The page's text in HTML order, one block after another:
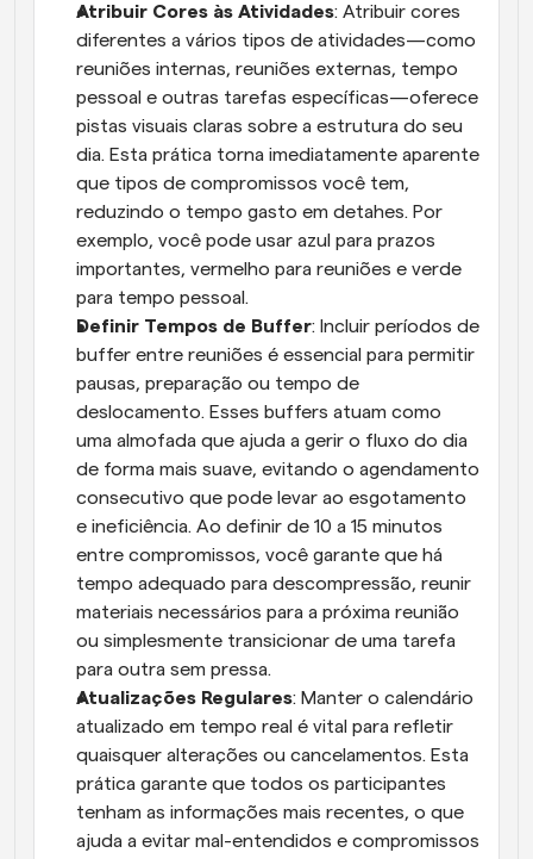
Atribuir Cores às Atividades: Atribuir cores
diferentes a vários tipos de atividades—como
reuniões internas, reuniões externas, tempo
pessoal e outras tarefas específicas—oferece
pistas visuais claras sobre a estrutura do seu
dia. Esta prática torna imediatamente aparente
que tipos de compromissos você tem,
reduzindo o tempo gasto em detahes. Por
exemplo, você pode usar azul para prazos
importantes, vermelho para reuniões e verde
para tempo pessoal.
Definir Tempos de Buffer: Incluir períodos de
buffer entre reuniões é essencial para permitir
pausas, preparação ou tempo de
deslocamento. Esses buffers atuam como
uma almofada que ajuda a gerir o fluxo do dia
de forma mais suave, evitando o agendamento
consecutivo que pode levar ao esgotamento
e ineficiência. Ao definir de 10 a 15 minutos
entre compromissos, você garante que há
tempo adequado para descompressão, reunir
materiais necessários para a próxima reunião
ou simplesmente transicionar de uma tarefa
para outra sem pressa.
Atualizações Regulares: Manter o calendário
atualizado em tempo real é vital para refletir
quaisquer alterações ou cancelamentos. Esta
prática garante que todos os participantes
tenham as informações mais recentes, o que
ajuda a evitar mal-entendidos e compromissos